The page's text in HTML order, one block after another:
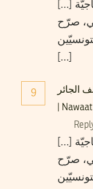
[…] الذين تمّ تعنيفهم خلال وقفة احتجاجيّة
صرّح
[…]
9
الجائر
|
[…] الذين تمّ تعنيفهم خلال وقفة احتجاجيّة
صرّح